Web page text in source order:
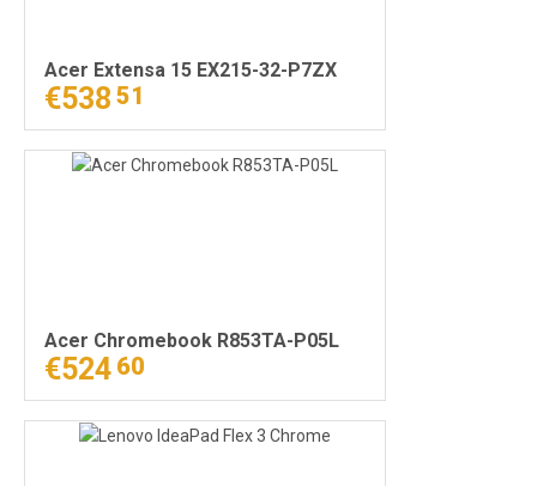
Acer Extensa 15 EX215-32-P7ZX
€538 51
Acer Chromebook R853TA-P05L
€524 60